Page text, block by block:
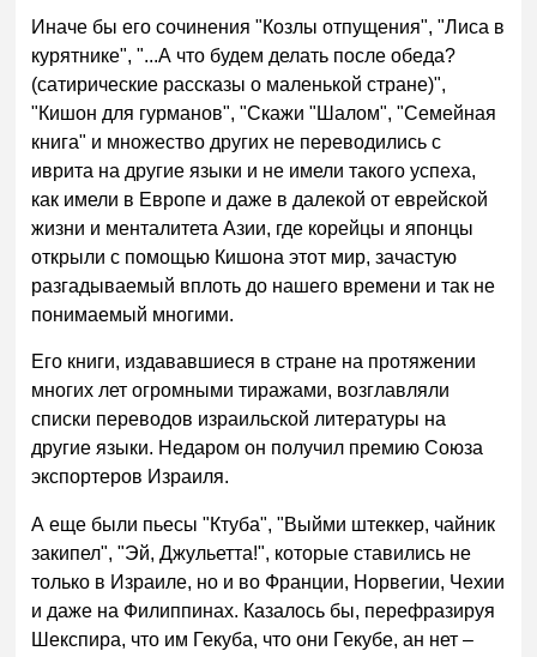
Иначе бы его сочинения "Козлы отпущения", "Лиса в
курятнике", "...А что будем делать после обеда?
(сатирические рассказы о маленькой стране)",
"Кишон для гурманов", "Скажи "Шалом", "Семейная
книга" и множество других не переводились с
иврита на другие языки и не имели такого успеха,
как имели в Европе и даже в далекой от еврейской
жизни и менталитета Азии, где корейцы и японцы
открыли с помощью Кишона этот мир, зачастую
разгадываемый вплоть до нашего времени и так не
понимаемый многими.
Его книги, издававшиеся в стране на протяжении
многих лет огромными тиражами, возглавляли
списки переводов израильской литературы на
другие языки. Недаром он получил премию Союза
экспортеров Израиля.
А еще были пьесы "Ктуба", "Выйми штеккер, чайник
закипел", "Эй, Джульетта!", которые ставились не
только в Израиле, но и во Франции, Норвегии, Чехии
и даже на Филиппинах. Казалось бы, перефразируя
Шекспира, что им Гекуба, что они Гекубе, ан нет –